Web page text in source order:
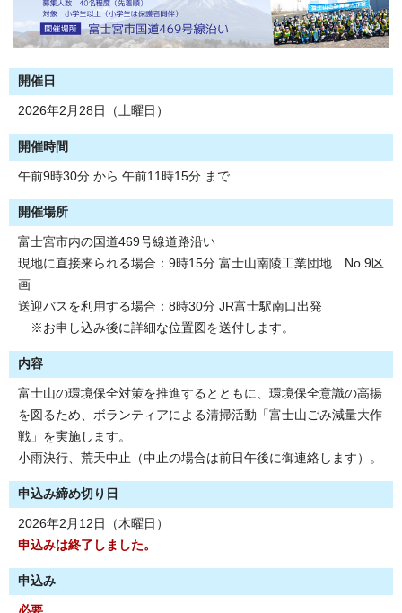
開催日
2026年2月28日（土曜日）
開催時間
午前9時30分 から 午前11時15分 まで
開催場所
富士宮市内の国道469号線道路沿い
現地に直接来られる場合：9時15分 富士山南陵工業団地 No.9区
画
送迎バスを利用する場合：8時30分 JR富士駅南口出発
※お申し込み後に詳細な位置図を送付します。
内容
富士山の環境保全対策を推進するとともに、環境保全意識の高揚
を図るため、ボランティアによる清掃活動「富士山ごみ減量大作
戦」を実施します。
小雨決行、荒天中止（中止の場合は前日午後に御連絡します）。
申込み締め切り日
2026年2月12日（木曜日）
申込みは終了しました。
申込み